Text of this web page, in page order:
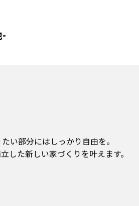
い部分にはしっかり自由を。
した新しい家づくりを叶えます。